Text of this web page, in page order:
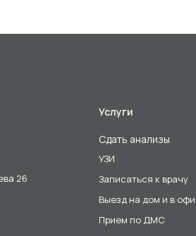
Услуги
Записаться к врачу
Сдать анализы
Выезд на дом и в
УЗИ
26
Прием по ДМС